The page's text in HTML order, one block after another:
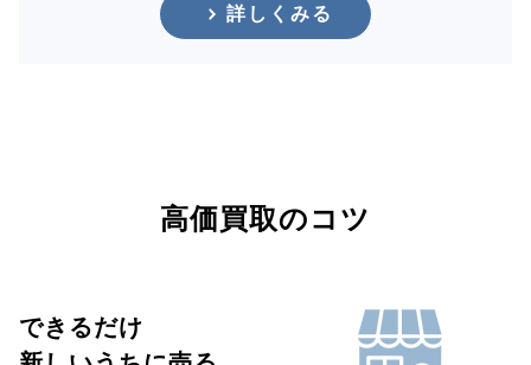
詳しくみる
高価買取のコツ
できるだけ